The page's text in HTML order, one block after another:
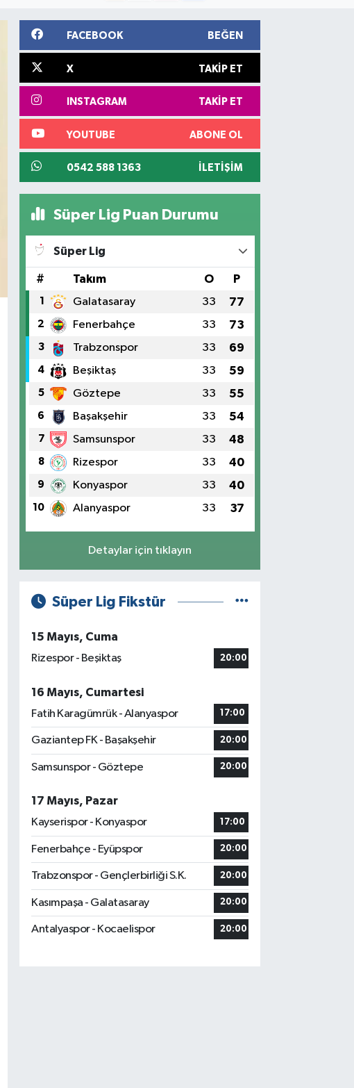
FACEBOOK BEĞEN
X TAKIP ET
INSTAGRAM TAKIP ET
YOUTUBE ABONE OL
0542 588 1363 İLETIŞIM
Süper Lig Puan Durumu
Süper Lig
# Takım O P
1 Galatasaray 33 77
2 Fenerbahçe 33 73
3 Trabzonspor 33 69
4 Beşiktaş 33 59
5 Göztepe 33 55
6 Başakşehir 33 54
7 Samsunspor 33 48
8 Rizespor 33 40
9 Konyaspor 33 40
10 Alanyaspor 33 37
Detaylar için tıklayın
Süper Lig Fikstür
15 Mayıs, Cuma
Rizespor - Beşiktaş
20:00
16 Mayıs, Cumartesi
Fatih Karagümrük - Alanyaspor
17:00
Gaziantep FK - Başakşehir 20:00
Samsunspor - Göztepe 20:00
17 Mayıs, Pazar
Kayserispor - Konyaspor
17:00
Fenerbahçe - Eyüpspor 20:00
Trabzonspor - Gençlerbirliği S.K. 20:00
Kasımpaşa - Galatasaray 20:00
Antalyaspor - Kocaelispor 20:00